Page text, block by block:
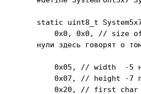
static uint8_t
0x0, 0x0, // size
нули здесь говорят о
0x05, // width  -5
0x07, // height -7
0x20, // first